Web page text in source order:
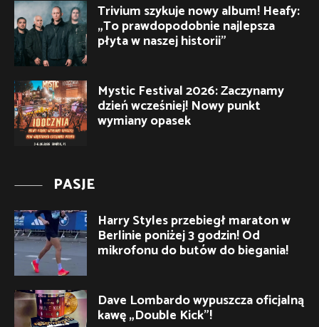
Trivium szykuje nowy album! Heafy:
„To prawdopodobnie najlepsza
płyta w naszej historii”
Mystic Festival 2026: Zaczynamy
dzień wcześniej! Nowy punkt
wymiany opasek
PASJE
Harry Styles przebiegł maraton w
Berlinie poniżej 3 godzin! Od
mikrofonu do butów do biegania!
Dave Lombardo wypuszcza oficjalną
kawę „Double Kick”!